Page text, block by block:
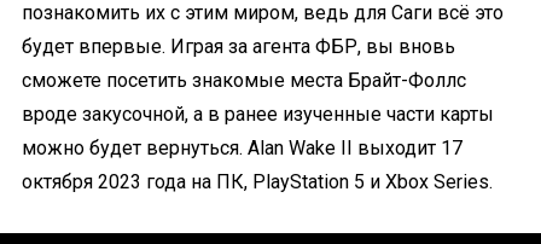
познакомить их с этим миром, ведь для Саги всё это
будет впервые. Играя за агента ФБР, вы вновь
сможете посетить знакомые места Брайт-Фоллс
вроде закусочной, а в ранее изученные части карты
можно будет вернуться. Alan Wake II выходит 17
октября 2023 года на ПК, PlayStation 5 и Xbox Series.